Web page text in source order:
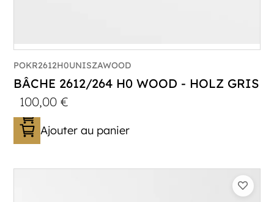
POKR2612H0UNISZAWOOD
BÂCHE 2612/264 H0 WOOD - HOLZ GRIS
100,00€
Ajouter au panier